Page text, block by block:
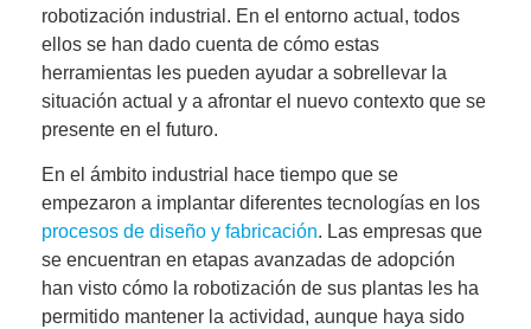
robotización industrial. En el entorno actual, todos
ellos se han dado cuenta de cómo estas
herramientas les pueden ayudar a sobrellevar la
situación actual y a afrontar el nuevo contexto que se
presente en el futuro.
En el ámbito industrial hace tiempo que se
empezaron a implantar diferentes tecnologías en los
procesos de diseño y fabricación. Las empresas que
se encuentran en etapas avanzadas de adopción
han visto cómo la robotización de sus plantas les ha
permitido mantener la actividad, aunque haya sido